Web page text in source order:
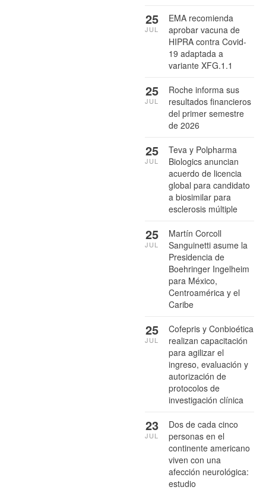
EMA recomienda
aprobar vacuna de
HIPRA contra Covid-
19 adaptada a
variante XFG.1.1
25
JUL
Roche informa sus
resultados financieros
del primer semestre
de 2026
25
JUL
Teva y Polpharma
Biologics anuncian
acuerdo de licencia
global para candidato
a biosimilar para
esclerosis múltiple
25
JUL
Martín Corcoll
Sanguinetti asume la
Presidencia de
Boehringer Ingelheim
para México,
Centroamérica y el
Caribe
25
JUL
Cofepris y Conbioética
realizan capacitación
para agilizar el
ingreso, evaluación y
autorización de
protocolos de
investigación clínica
25
JUL
Dos de cada cinco
personas en el
continente americano
viven con una
afección neurológica:
estudio
23
JUL